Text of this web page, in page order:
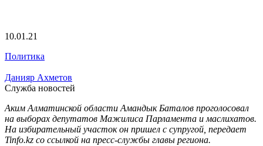
10.01.21
Политика
Данияр Ахметов
Служба новостей
Аким Алматинской области Амандык Баталов проголосовал
на выборах депутатов Мажилиса Парламента и маслихатов.
На избирательный участок он пришел с супругой, передает
Tinfo.kz со ссылкой на пресс-службы главы региона.